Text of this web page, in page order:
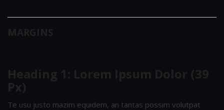
MARGINS
Heading 1: Lorem Ipsum Dolor (39
Px)
Te usu justo mazim equidem, an tantas possim volutpat